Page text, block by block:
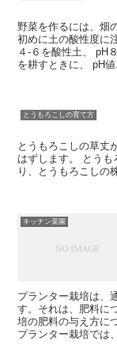
野菜を作るには、畑
初めに土の酸性度に
４-６を酸性土、 pH
を耕すときに、 pH値
とうもろこしの育て方
とうもろこしの草丈
はずします。 とうも
り、とうもろこしの
キッチン菜園
プランター栽培は、
す。それは、肥料に
培の肥料の与え方に
プランター栽培では